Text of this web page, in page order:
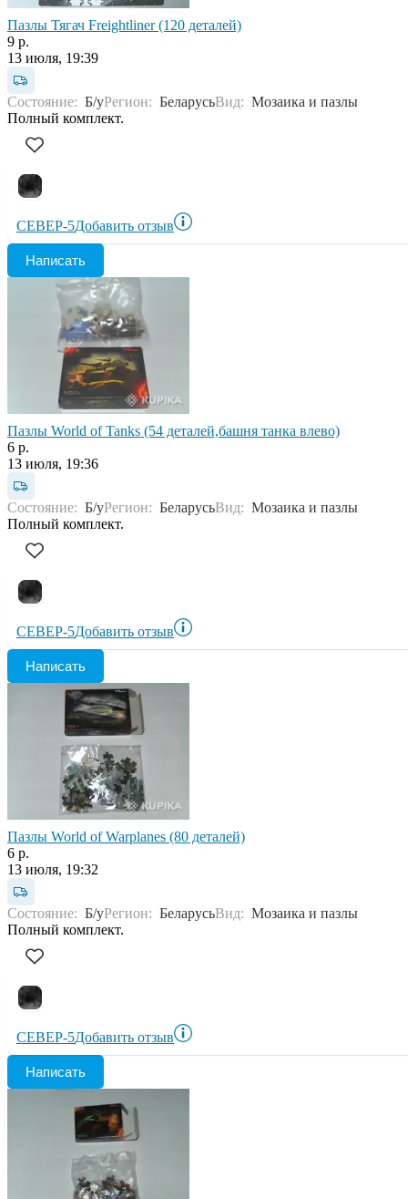
Пазлы Тягач Freightliner (120 деталей)
9 р.
13 июля, 19:39
Состояние: Б/уРегион: БеларусьВид: Мозаика и пазлы
Полный комплект.
СЕВЕР-5Добавить отзыв
Написать
Пазлы World of Tanks (54 деталей,башня танка влево)
6 р.
13 июля, 19:36
Состояние: Б/уРегион: БеларусьВид: Мозаика и пазлы
Полный комплект.
СЕВЕР-5Добавить отзыв
Написать
Пазлы World of Warplanes (80 деталей)
6 р.
13 июля, 19:32
Состояние: Б/уРегион: БеларусьВид: Мозаика и пазлы
Полный комплект.
СЕВЕР-5Добавить отзыв
Написать